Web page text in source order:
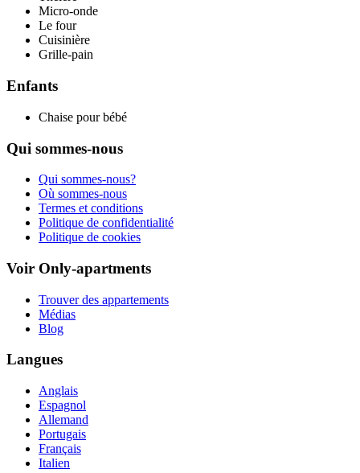
Micro-onde
Le four
Cuisinière
Grille-pain
Enfants
Chaise pour bébé
Qui sommes-nous
Qui sommes-nous?
Où sommes-nous
Termes et conditions
Politique de confidentialité
Politique de cookies
Voir Only-apartments
Trouver des appartements
Médias
Blog
Langues
Anglais
Espagnol
Allemand
Portugais
Français
Italien